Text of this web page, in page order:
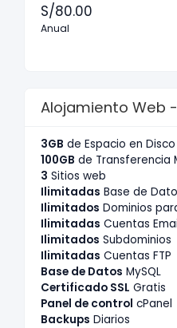
S/80.00
Anual
Alojamiento Web
3GB de Espacio en Disco
100GB de Transferencia
3 Sitios web
Ilimitadas Base de
Ilimitados Dominios
Ilimitadas Cuentas
Ilimitados Subdominios
Ilimitadas Cuentas FTP
Base de Datos MySQL
Certificado SSL Gratis
Panel de control cPanel
Backups Diarios